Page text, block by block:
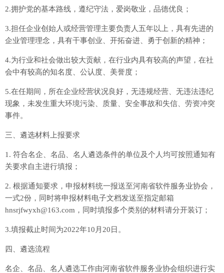
2.拥护党的基本路线，遵纪守法，爱岗敬业，品德优良；
3.担任企业创始人或经营管理主要负责人五年以上，具有先进的
企业管理理念，具有干事创业、开拓奋进、勇于创新的精神；
4.为行业和社会做出较大贡献，在行业内具有较高的声望，在社
会中有较高的知名度、公认度、美誉度；
5.在任期间，所在企业经营状况良好，无违规经营、无违法违纪
现象，未发生重大环境污染、质量、安全事故和失信、劳资冲突
事件。
三、遴选材料上报要求
1. 符合名企、名品、名人遴选条件的单位及个人均可按照通知有
关要求自主进行填报；
2. 根据通知要求，申报材料统一报送至河南省软件服务业协会，
一式2份，同时将申报材料电子文档发送至指定邮箱
hnsrjfwyxh@163.com，同时填报多个类别的材料请分开装订；
3.填报截止时间为2022年10月20日。
四、遴选流程
名企、名品、名人遴选工作由河南省软件服务业协会组织进行实